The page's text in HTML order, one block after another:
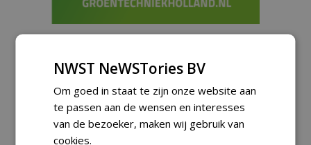
nieuwsbrief.
NWST NeWSTories BV
Om goed in staat te zijn onze website aan
te passen aan de wensen en interesses
van de bezoeker, maken wij gebruik van
cookies.